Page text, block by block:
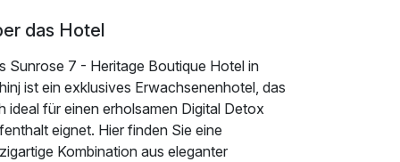
das Hotel
Sunrose 7 - Heritage Boutique Hotel in
ist ein exklusives Erwachsenenhotel, das
ideal für einen erholsamen Digital Detox
eignet. Hier finden Sie eine
Kombination aus eleganter